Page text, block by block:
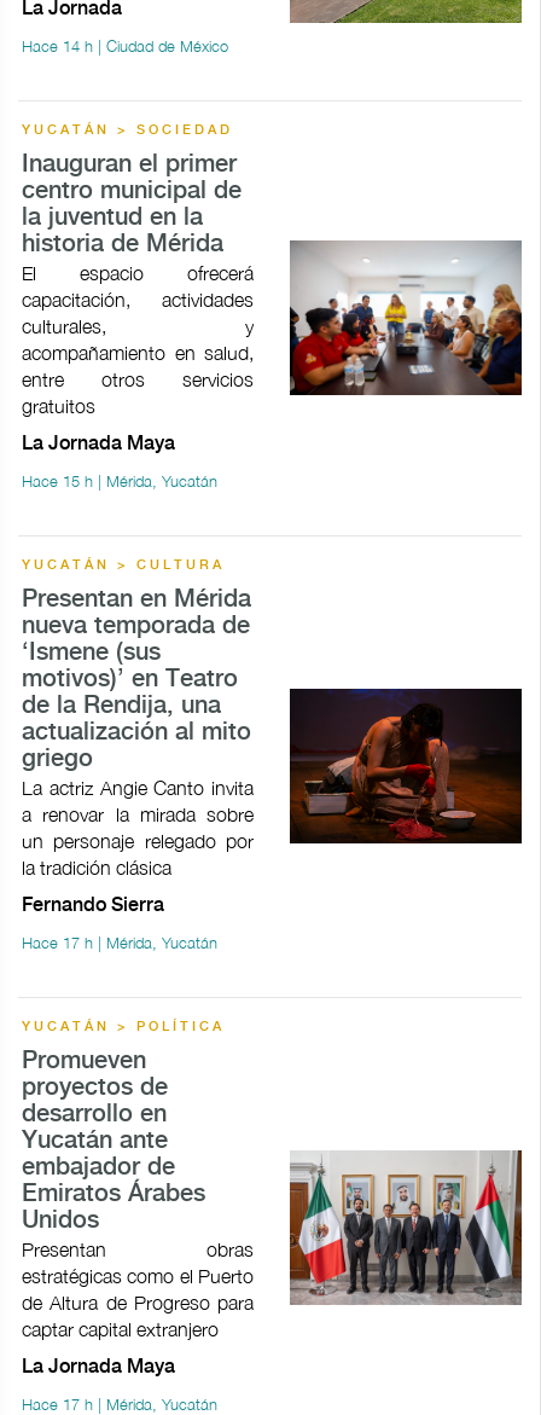
La Jornada
Hace 14 h | Ciudad de México
YUCATÁN > SOCIEDAD
Inauguran el primer
centro municipal de
la juventud en la
historia de Mérida
El espacio ofrecerá
capacitación, actividades
culturales, y
acompañamiento en salud,
entre otros servicios
gratuitos
La Jornada Maya
Hace 15 h | Mérida, Yucatán
YUCATÁN > CULTURA
Presentan en Mérida
nueva temporada de
‘Ismene (sus
motivos)’ en Teatro
de la Rendija, una
actualización al mito
griego
La actriz Angie Canto invita
a renovar la mirada sobre
un personaje relegado por
la tradición clásica
Fernando Sierra
Hace 17 h | Mérida, Yucatán
YUCATÁN > POLÍTICA
Promueven
proyectos de
desarrollo en
Yucatán ante
embajador de
Emiratos Árabes
Unidos
Presentan obras
estratégicas como el Puerto
de Altura de Progreso para
captar capital extranjero
La Jornada Maya
Hace 17 h | Mérida, Yucatán